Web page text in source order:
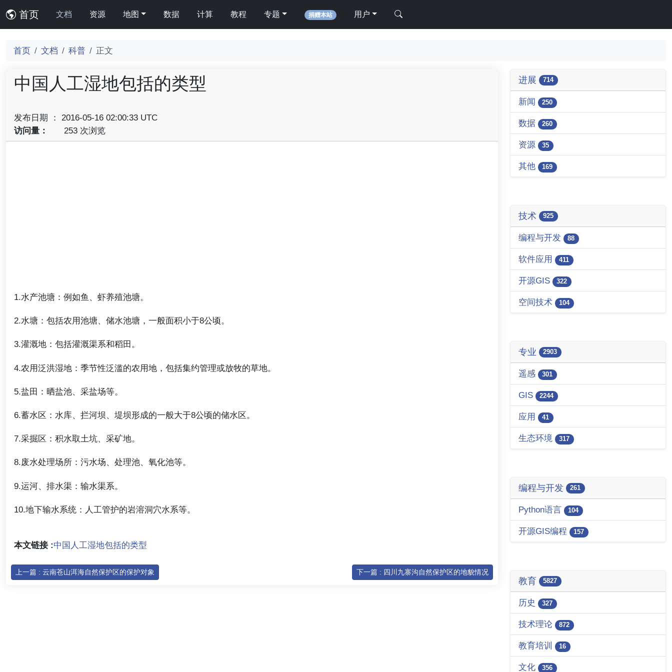
首页 文档 资源 地图 数据 计算 教程 专题 捐赠本站 用户
首页 文档 科普 正文
中国人工湿地包括的类型
发布日期 ： 2016-05-16 02:00:33 UTC
访问量：
253 次浏览
1.水产池塘：例如鱼、虾养殖池塘。
2.水塘：包括农用池塘、储水池塘，一般面积小于8公顷。
3.灌溉地：包括灌溉渠系和稻田。
4.农用泛洪湿地：季节性泛滥的农用地，包括集约管理或放牧的草地。
5.盐田：晒盐池、采盐场等。
6.蓄水区：水库、拦河坝、堤坝形成的一般大于8公顷的储水区。
7.采掘区：积水取土坑、采矿地。
8.废水处理场所：污水场、处理池、氧化池等。
9.运河、排水渠：输水渠系。
10.地下输水系统：人工管护的岩溶洞穴水系等。
本文链接 :中国人工湿地包括的类型
上一篇 : 云南苍山洱海自然保护区的保护对象 下一篇 : 四川九寨沟自然保护区的地貌情况
进展 714
新闻 250
数据 260
资源 35
其他 169
技术 925
编程与开发 88
软件应用 411
开源GIS 322
空间技术 104
专业 2903
遥感 301
GIS 2244
应用 41
生态环境 317
编程与开发 261
Python语言 104
开源GIS编程 157
教育 5827
历史 327
技术理论 872
教育培训 16
文化 356